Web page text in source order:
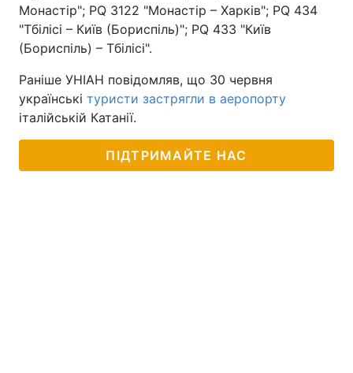
Монастір"; PQ 3122 "Монастір – Харків"; PQ 434
"Тбілісі – Київ (Бориспіль)"; PQ 433 "Київ
(Бориспіль) – Тбілісі".
Раніше УНІАН повідомляв, що 30 червня
українські туристи застрягли в аеропорту
італійській Катанії.
ПІДТРИМАЙТЕ НАС